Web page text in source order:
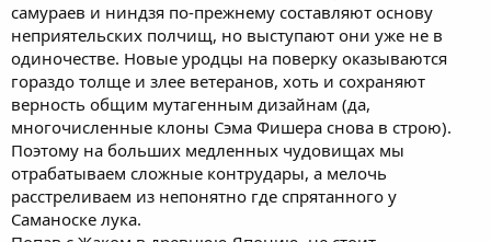
самураев и ниндзя по-прежнему составляют основу
неприятельских полчищ, но выступают они уже не в
одиночестве. Новые уродцы на поверку оказываются
гораздо толще и злее ветеранов, хоть и сохраняют
верность общим мутагенным дизайнам (да,
многочисленные клоны Сэма Фишера снова в строю).
Поэтому на больших медленных чудовищах мы
отрабатываем сложные контрудары, а мелочь
расстреливаем из непонятно где спрятанного у
Саманоске лука.